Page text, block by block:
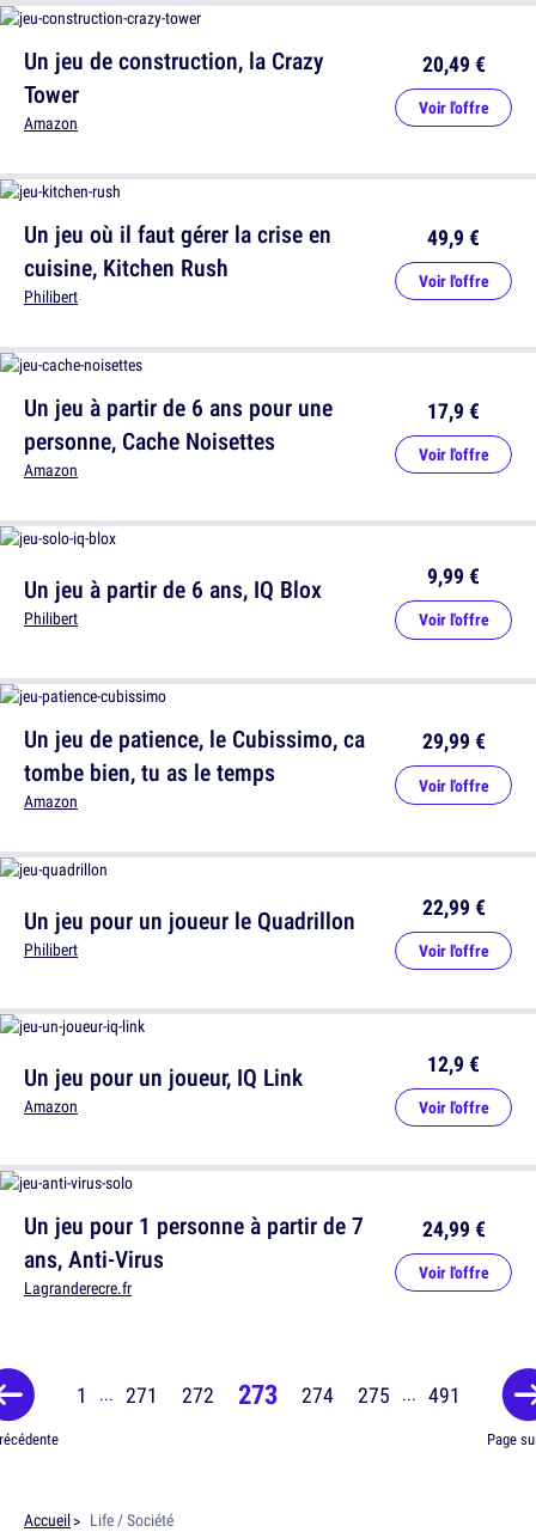
Un jeu de construction, la Crazy
Tower
Amazon
20,49 €
Voir l'offre
Un jeu à partir de 6 ans pour une
personne, Cache Noisettes
Amazon
17,9 €
Voir l'offre
Un jeu de patience, le Cubissimo, ca
tombe bien, tu as le temps
Amazon
29,99 €
Voir l'offre
Un jeu pour un joueur, IQ Link
Amazon
12,9 €
Voir l'offre
Un jeu où il faut gérer la crise en
cuisine, Kitchen Rush
Philibert
49,9 €
Voir l'offre
Un jeu à partir de 6 ans, IQ Blox
Philibert
9,99 €
Voir l'offre
Un jeu pour un joueur le Quadrillon
Philibert
22,99 €
Voir l'offre
Un jeu pour 1 personne à partir de 7
ans, Anti-Virus
Lagranderecre.fr
24,99 €
Voir l'offre
1 ... 271 272 273 274 275 ... 491
Page
Accueil Life / Société